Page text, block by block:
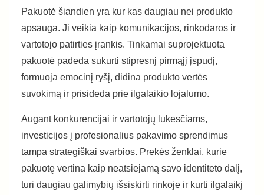
Pakuotė šiandien yra kur kas daugiau nei produkto
apsauga. Ji veikia kaip komunikacijos, rinkodaros ir
vartotojo patirties įrankis. Tinkamai suprojektuota
pakuotė padeda sukurti stipresnį pirmąjį įspūdį,
formuoja emocinį ryšį, didina produkto vertės
suvokimą ir prisideda prie ilgalaikio lojalumo.
Augant konkurencijai ir vartotojų lūkesčiams,
investicijos į profesionalius pakavimo sprendimus
tampa strategiškai svarbios. Prekės ženklai, kurie
pakuotę vertina kaip neatsiejamą savo identiteto dalį,
turi daugiau galimybių išsiskirti rinkoje ir kurti ilgalaikį